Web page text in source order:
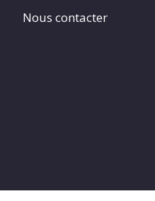
Nous contacter